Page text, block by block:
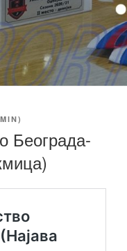
Београда-